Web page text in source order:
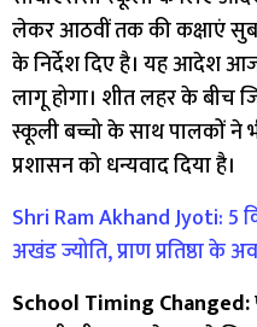
लेकर आठवीं तक की कक्षाएं
के निर्देश दिए है। यह आदेश
लागू होगा। शीत लहर के
स्कूली बच्चो के साथ पालकों ने
प्रशासन को धन्यवाद दिया है।
Shri Ram Akhand Jyoti: 5
अखंड ज्योति, प्राण प्रतिष्ठा के
School Timing Changed: